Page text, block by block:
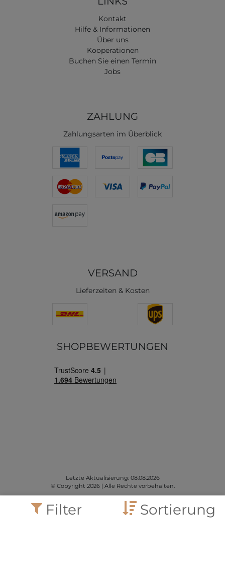
Filter Sortierung
Kontakt
Hilfe & Informationen
Über uns
Kooperationen
Buchen Sie einen Termin
Jobs
ZAHLUNG
Zahlungsarten im Überblick
VERSAND
Lieferzeiten & Kosten
SHOPBEWERTUNGEN
Letzte Aktualisierung: 08.08.2026
© Copyright 2026 | Alle Rechte vorbehalten.